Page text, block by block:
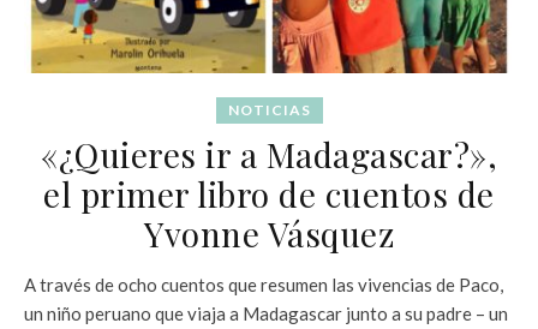
NOTICIAS
«¿Quieres ir a Madagascar?»,
el primer libro de cuentos de
Yvonne Vásquez
A través de ocho cuentos que resumen las vivencias de Paco,
un niño peruano que viaja a Madagascar junto a su padre – un